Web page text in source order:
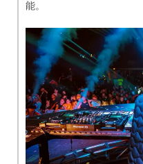
能。